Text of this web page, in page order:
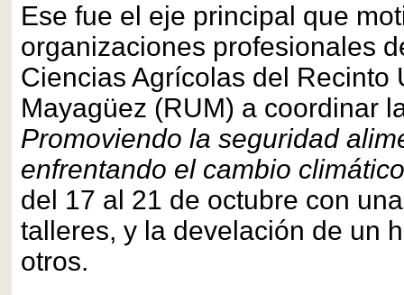
Ese fue el eje principal que
organizaciones profesionales
Ciencias Agrícolas del Recinto
Mayagüez (RUM) a coordinar
Promoviendo la seguridad
enfrentando el cambio climático
del 17 al 21 de octubre con
talleres, y la develación de un
otros.